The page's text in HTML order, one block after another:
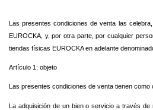
Las presentes condiciones de venta las
EUROCKA, y, por otra parte, por cualquier
tiendas físicas EUROCKA en adelante
Artículo 1: objeto
Las presentes condiciones de venta tienen
La adquisición de un bien o servicio a través